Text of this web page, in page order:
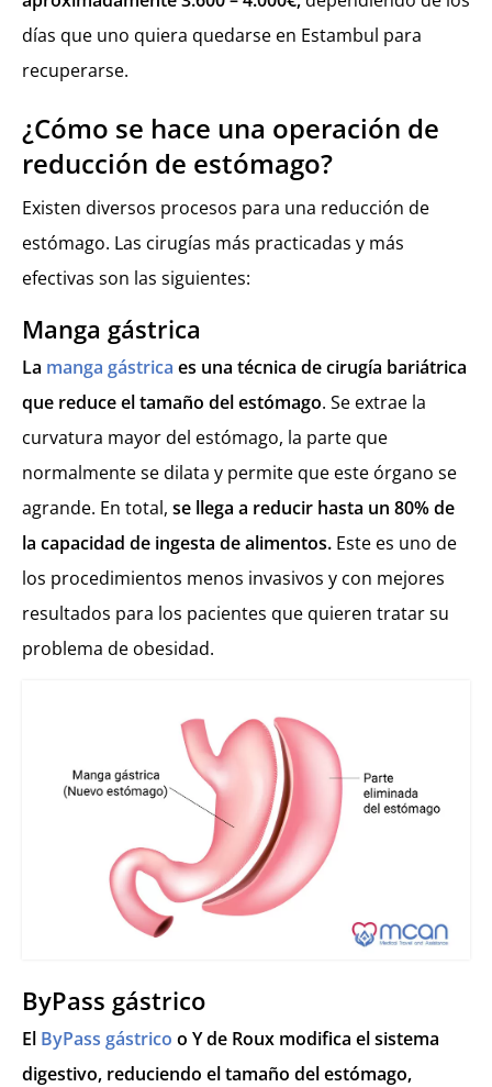
días que uno quiera quedarse en Estambul para
recuperarse.
¿Cómo se hace una operación de
reducción de estómago?
Existen diversos procesos para una reducción de
estómago. Las cirugías más practicadas y más
efectivas son las siguientes:
Manga gástrica
La manga gástrica es una técnica de cirugía bariátrica
que reduce el tamaño del estómago. Se extrae la
curvatura mayor del estómago, la parte que
normalmente se dilata y permite que este órgano se
agrande. En total, se llega a reducir hasta un 80% de
la capacidad de ingesta de alimentos. Este es uno de
los procedimientos menos invasivos y con mejores
resultados para los pacientes que quieren tratar su
problema de obesidad.
ByPass gástrico
El ByPass gástrico o Y de Roux modifica el sistema
digestivo, reduciendo el tamaño del estómago,